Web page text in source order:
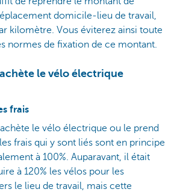
domicile-lieu de travail,
kilomètre. Vous éviterez ainsi toute
normes de fixation de ce montant.
le vélo électrique
frais
le vélo électrique ou le prend
frais qui y sont liés sont en principe
à 100%. Auparavant, il était
à 120% les vélos pour les
le lieu de travail, mais cette